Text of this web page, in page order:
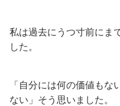
私は過去にうつ寸前にま
した。
「自分には何の価値も
ない」そう思いました。